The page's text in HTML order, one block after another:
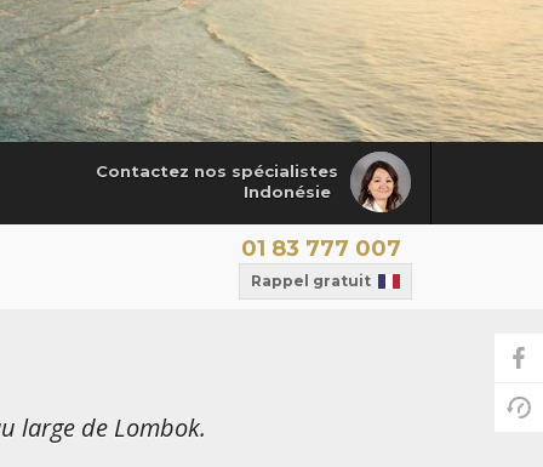
Contactez nos spécialistes
Indonésie
01 83 777 007
Rappel gratuit
large de Lombok.